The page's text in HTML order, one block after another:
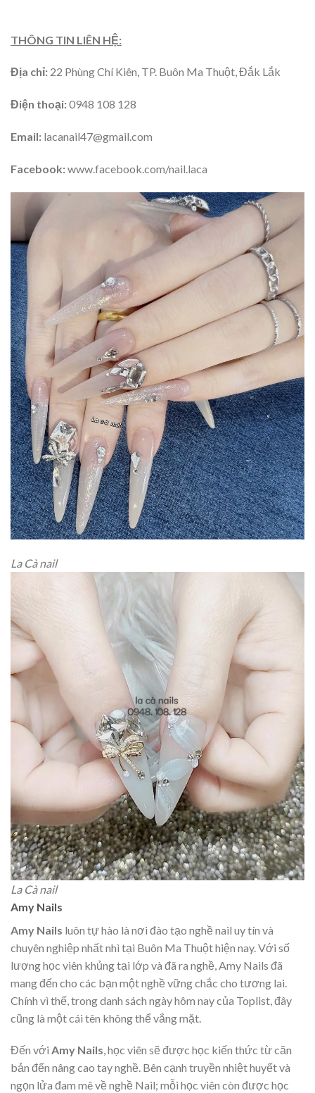
THÔNG TIN LIÊN HỆ:
Địa chỉ: 22 Phùng Chí Kiên, TP. Buôn Ma Thuột, Đắk Lắk
Điện thoại:0948 108 128
Email: lacanail47@gmail.com
Facebook:www.facebook.com/nail.laca
La Cà nail
La Cà nail
Amy Nails
Amy Nails luôn tự hào là nơi đào tạo nghề nail uy tín và
chuyên nghiệp nhất nhì tại Buôn Ma Thuột hiện nay. Với số
lượng học viên khủng tại lớp và đã ra nghề, Amy Nails đã
mang đến cho các bạn một nghề vững chắc cho tương lai.
Chính vì thế, trong danh sách ngày hôm nay của Toplist, đây
cũng là một cái tên không thể vắng mặt.
Đến với Amy Nails, học viên sẽ được học kiến thức từ căn
bản đến nâng cao tay nghề. Bên cạnh truyền nhiệt huyết và
ngọn lửa đam mê về nghề Nail; mỗi học viên còn được học